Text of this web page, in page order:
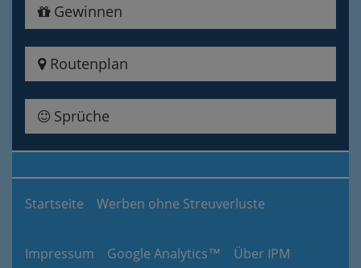
Gewinnen
Routenplan
Sprüche
Startseite Werben ohne Streuverluste
Impressum Google Analytics™ Über IPM